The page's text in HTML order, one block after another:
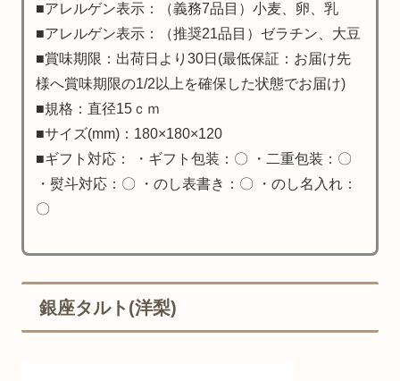
■アレルゲン表示：（義務7品目）小麦、卵、乳
■アレルゲン表示：（推奨21品目）ゼラチン、大豆
■賞味期限：出荷日より30日(最低保証：お届け先
様へ賞味期限の1/2以上を確保した状態でお届け)
■規格：直径15ｃｍ
■サイズ(mm)：180×180×120
■ギフト対応： ・ギフト包装：〇 ・二重包装：〇
・熨斗対応：〇 ・のし表書き：〇 ・のし名入れ：
〇
銀座タルト(洋梨)